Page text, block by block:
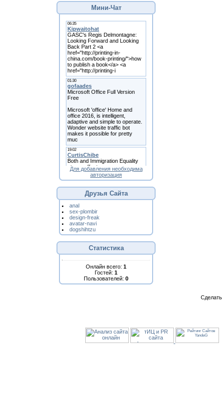
Мини-Чат
Для добавления необходима
авторизация
Друзья Сайта
anal
sex-plombir
design-freak
avatar-navi
dogshihtzu
Статистика
Онлайн всего: 1
Гостей: 1
Пользователей: 0